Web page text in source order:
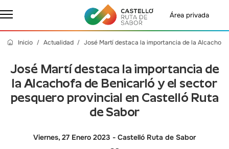
Área privada
Inicio Actualidad José Martí destaca la importancia de la
José Martí destaca la importancia de
la Alcachofa de Benicarló y el sector
pesquero provincial en Castelló Ruta
de Sabor
Viernes, 27 Enero 2023 - Castelló Ruta de Sabor